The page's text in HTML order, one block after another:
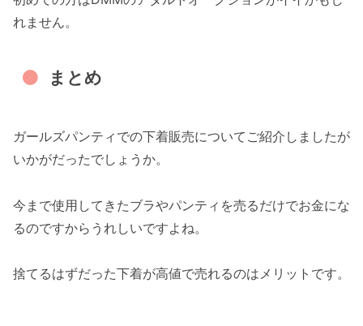
れません。
まとめ
ガールズパンティでの下着販売についてご紹介しましたが
いかがだったでしょうか。
今まで使用してきたブラやパンティを売るだけでお金にな
るのですからうれしいですよね。
捨てるはずだった下着が高値で売れるのはメリットです。